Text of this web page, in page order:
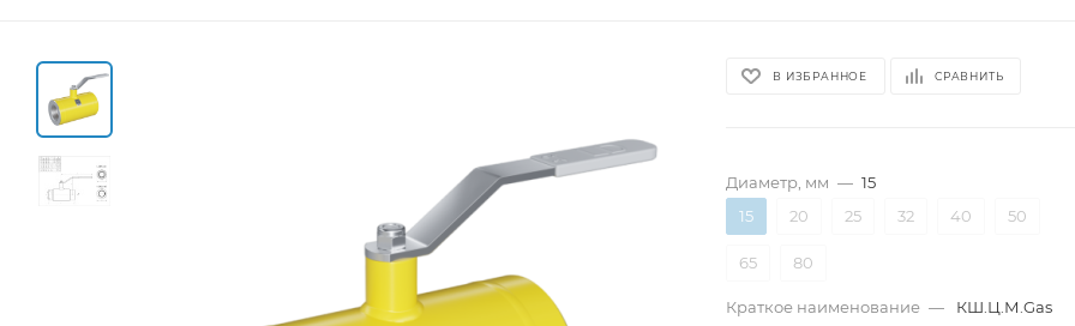
В ИЗБРАННОЕ СРАВНИТЬ
Диаметр, мм — 15
15
20 25 32 40 50
65 80
Краткое наименование —
КШ.Ц.М.Gas